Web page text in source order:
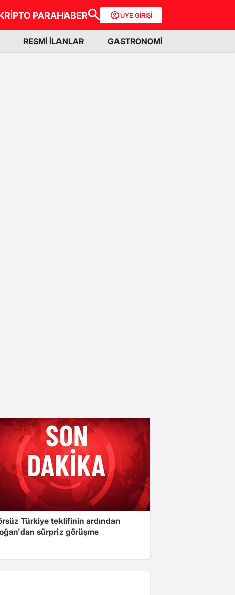
PARAHABER ÜYE GİRİŞİ
RESMİ İLANLAR GASTRONOMİ
Türkiye teklifinin ardından
sürpriz görüşme